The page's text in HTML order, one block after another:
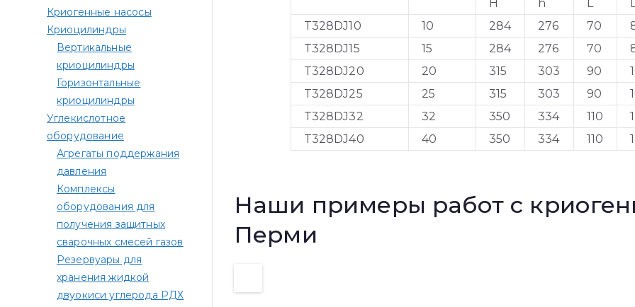
H
h L
T328DJ10
10 284 276 70
T328DJ15
15 284 276 70
T328DJ20
20 315 303 90
T328DJ25
25 315 303 90
T328DJ32
32 350 334 110
T328DJ40
40 350 334 110
Наши примеры работ с
Перми
Криогенные насосы
Криоцилиндры
Вертикальные
криоцилиндры
Горизонтальные
криоцилиндры
Углекислотное
оборудование
Агрегаты поддержания
давления
Комплексы
оборудования для
получения защитных
сварочных смесей газов
Резервуары для
хранения жидкой
двуокиси углерода РДХ